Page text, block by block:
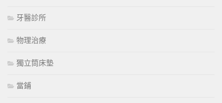
牙醫診所
物理治療
獨立筒床墊
當鋪